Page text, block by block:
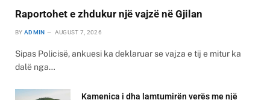
Raportohet e zhdukur një vajzë në Gjilan
BY ADMIN AUGUST 7, 2026
Sipas Policisë, ankuesi ka deklaruar se vajza e tij e mitur ka
dalë nga…
Kamenica i dha lamtumirën verës me një